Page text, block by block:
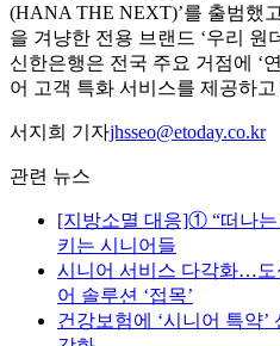
(HANA THE NEXT)’를 출범했
을 겨냥한 전용 브랜드 ‘우리 원
신한은행은 전국 주요 거점에 ‘
어 고객 특화 서비스를 제공하고
서지희 기자jhsseo@etoday.co.kr
관련 뉴스
[지방소멸 대응]① “떠나는
키는 시니어들
시니어 서비스 다각화…도
어 솔루션 ‘접목’
건강보험에 ‘시니어 특약